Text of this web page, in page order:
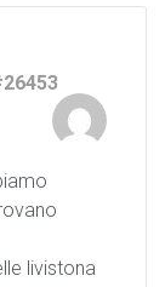
livistona